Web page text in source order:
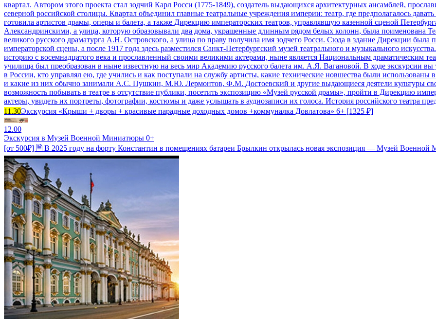
квартал. Автором этого проекта стал зодчий Карл Росси (1775-1849), создатель выдающихся архитектурных ансамблей,
северной российской столицы. Квартал объединил главные театральные учреждения империи: театр, где предполагалось
готовила артистов драмы, оперы и балета, а также Дирекцию императорских театров, управлявшую казенной сценой
Александринскими, а улица, которую образовывали два дома, украшенные длинным рядом белых колонн, была поименована
великого русского драматурга А.Н. Островского, а улица по праву получила имя зодчего Росси. Сюда в здание Дирекции была
императорской сцены, а после 1917 года здесь разместился Санкт-Петербургский музей театрального и музыкального
историю с восемнадцатого века и прославленный своими великими актерами, ныне является Национальным драматическим
училища был преобразован в ныне известную на весь мир Академию русского балета им. А.Я. Вагановой. В ходе экскурсии вы
в России, кто управлял ею, где учились и как поступали на службу артисты, какие технические новшества были использованы
и какие из них обычно занимали А.С. Пушкин, М.Ю. Лермонтов, Ф.М. Достоевский и другие выдающиеся деятели культуры
возможность побывать в театре в отсутствие публики, посетить экспозицию «Музей русской драмы», пройти в Дирекцию
актеры, увидеть их портреты, фотографии, костюмы и даже услышать в аудиозаписи их голоса. История российского театра
11.30Экскурсия «Крыши + дворы + красивые парадные доходных домов +коммуналка Довлатова» 6+ [1325 ₽]
12.00
Экскурсия в Музей Военной Миниатюры 0+
[от 500₽] 🗎 В 2025 году на форту Константин в помещениях батареи Брылкин открылась новая экспозиция — Музей Военной